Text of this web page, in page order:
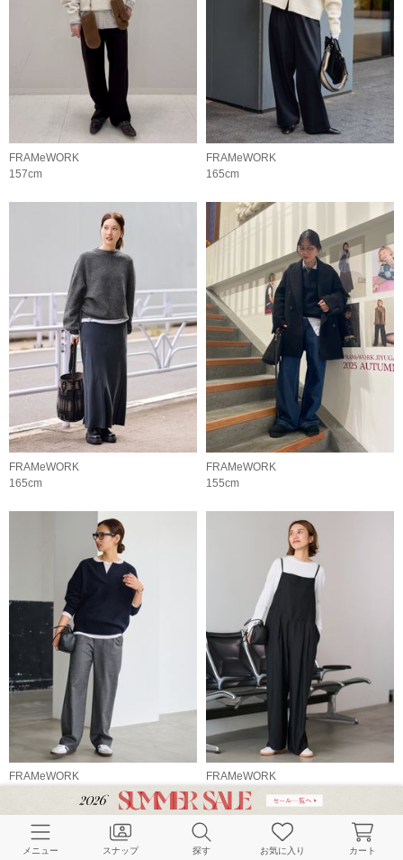
FRAMeWORK
157cm
FRAMeWORK
165cm
FRAMeWORK
165cm
FRAMeWORK
155cm
FRAMeWORK
FRAMeWORK
165cm
メニュー スナップ 探す お気に入り カート